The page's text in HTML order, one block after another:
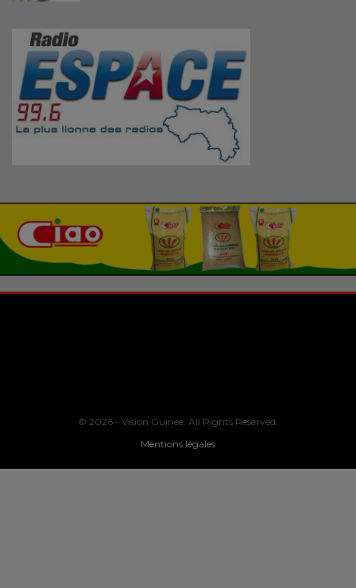
© 2026 - Vision Guinee. All Rights Reserved.
Mentions légales